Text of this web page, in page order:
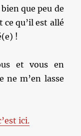
que peu de
ce qu’il est allé
!
et vous en
ne m’en lasse
ici.